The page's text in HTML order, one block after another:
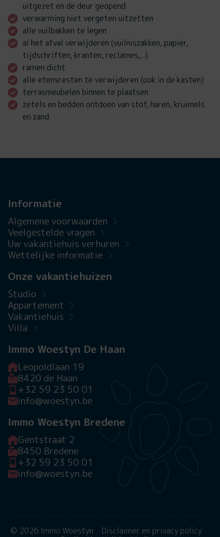
uitgezet en de deur geopend
verwarming niet vergeten uitzetten
alle vuilbakken te legen
al het afval verwijderen (vuilniszakken, papier,
tijdschriften, kranten, reclames,..)
ramen dicht
alle etensresten te verwijderen (ook in de kasten)
terrasmeubelen binnen te plaatsen
zetels en bedden ontdoen van stof, haren, kruimels
en zand
Informatie
Algemene voorwaarden
Veelgestelde vragen
Uw vakantiehuis verhuren
Wettelijke informatie
Onze vakantiehuizen
Studio
Appartement
Vakantiehuis
Villa
Immo Woestyn De Haan
Leopoldlaan 19
8420 de Haan
+32 59 23 50 01
info@woestyn.be
Immo Woestyn Bredene
Gentstraat 2
8450 Bredene
+32 59 23 50 01
info@woestyn.be
© 2026 Immo Woestyn
Disclaimer en privacy policy